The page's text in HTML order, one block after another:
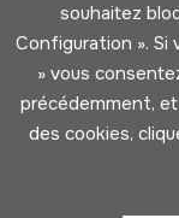
souhaitez
Configuration ». Si
» vous
précédemment,
des cookies,